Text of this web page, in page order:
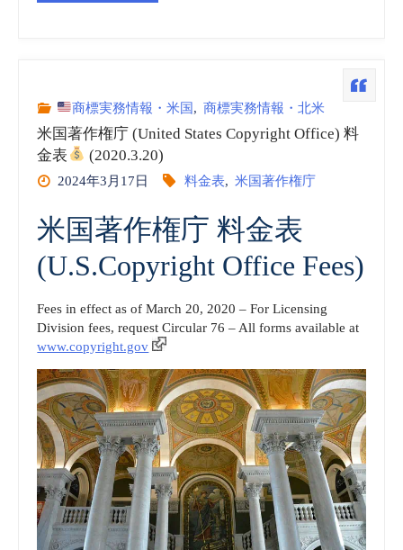
標
実
務
TMEP
商
品・
役
務
の
記
載
商標実務情報・米国, 商標実務情報・北米
米国著作権庁 (United States Copyright Office) 料
金表
(2020.3.20)
2024年3月17日 料金表, 米国著作権庁
米国著作権庁 料金表
(U.S.Copyright Office Fees)
Fees in effect as of March 20, 2020 – For Licensing
Division fees, request Circular 76 – All forms available at
www.copyright.gov